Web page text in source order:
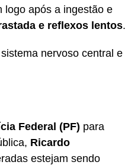
logo após a ingestão e
e reflexos lentos.
nervoso central e
Federal (PF) para
Ricardo
estejam sendo